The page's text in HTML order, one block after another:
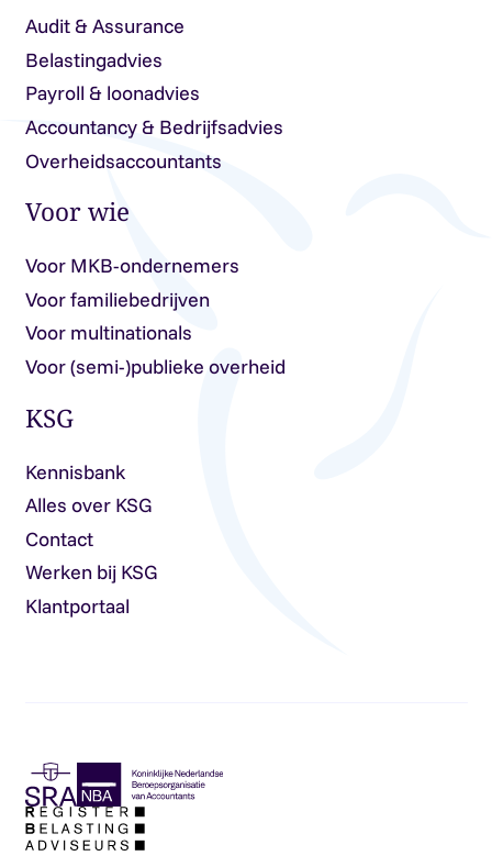
Audit & Assurance
Belastingadvies
Payroll & loonadvies
Accountancy & Bedrijfsadvies
Overheidsaccountants
Voor wie
Voor MKB-ondernemers
Voor familiebedrijven
Voor multinationals
Voor (semi-)publieke overheid
KSG
Kennisbank
Alles over KSG
Contact
Werken bij KSG
Klantportaal